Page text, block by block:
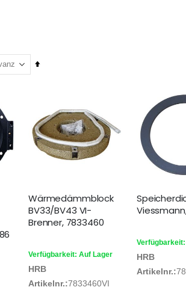
In
Wärmedämmblock
BV33/BV43 VI-
Brenner, 7833460
Verfügbarkeit: Auf Lager
HRB
Artikelnr.:7833460VI
HRB
Artikelnr.: